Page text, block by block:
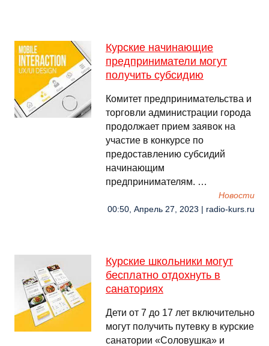
Курские начинающие
предприниматели могут
получить субсидию
Комитет предпринимательства и
торговли администрации города
продолжает прием заявок на
участие в конкурсе по
предоставлению субсидий
начинающим
предпринимателям. …
Новости
00:50, Апрель 27, 2023 | radio-kurs.ru
Курские школьники могут
бесплатно отдохнуть в
санаториях
Дети от 7 до 17 лет включительно
могут получить путевку в курские
санатории «Соловушка» и